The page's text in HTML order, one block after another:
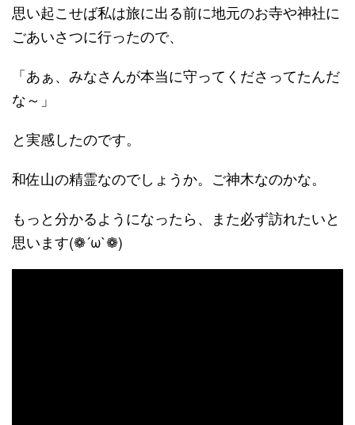
思い起こせば私は旅に出る前に地元のお寺や神社に
ごあいさつに行ったので、
「あぁ、みなさんが本当に守ってくださってたんだ
な～」
と実感したのです。
和佐山の精霊なのでしょうか。ご神木なのかな。
もっと分かるようになったら、また必ず訪れたいと
思います(❁´ω`❁)